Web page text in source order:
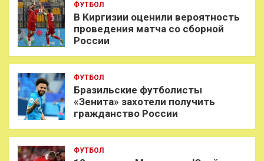
ФУТБОЛ
В Киргизии оценили вероятность
проведения матча со сборной
России
ФУТБОЛ
Бразильские футболисты
«Зенита» захотели получить
гражданство России
ФУТБОЛ